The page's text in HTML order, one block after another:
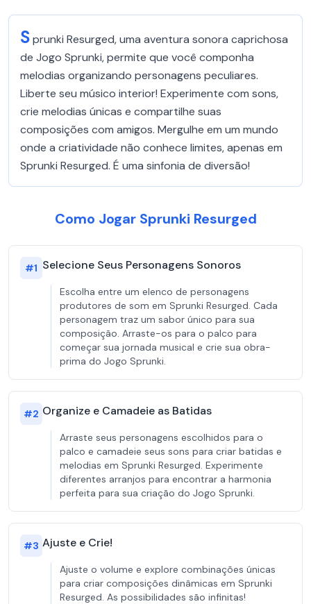
Sprunki Resurged, uma aventura sonora caprichosa
de Jogo Sprunki, permite que você componha
melodias organizando personagens peculiares.
Liberte seu músico interior! Experimente com sons,
crie melodias únicas e compartilhe suas
composições com amigos. Mergulhe em um mundo
onde a criatividade não conhece limites, apenas em
Sprunki Resurged. É uma sinfonia de diversão!
Como Jogar Sprunki Resurged
#1 Selecione Seus Personagens Sonoros
Escolha entre um elenco de personagens
produtores de som em Sprunki Resurged. Cada
personagem traz um sabor único para sua
composição. Arraste-os para o palco para
começar sua jornada musical e crie sua obra-
prima do Jogo Sprunki.
#2 Organize e Camadeie as Batidas
Arraste seus personagens escolhidos para o
palco e camadeie seus sons para criar batidas e
melodias em Sprunki Resurged. Experimente
diferentes arranjos para encontrar a harmonia
perfeita para sua criação do Jogo Sprunki.
#3 Ajuste e Crie!
Ajuste o volume e explore combinações únicas
para criar composições dinâmicas em Sprunki
Resurged. As possibilidades são infinitas!